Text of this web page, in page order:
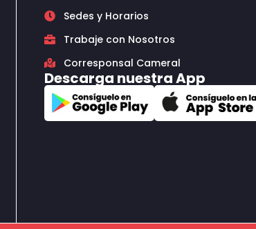
Sedes y Horarios
Trabaje con Nosotros
Corresponsal Cameral
Descarga nuestra App